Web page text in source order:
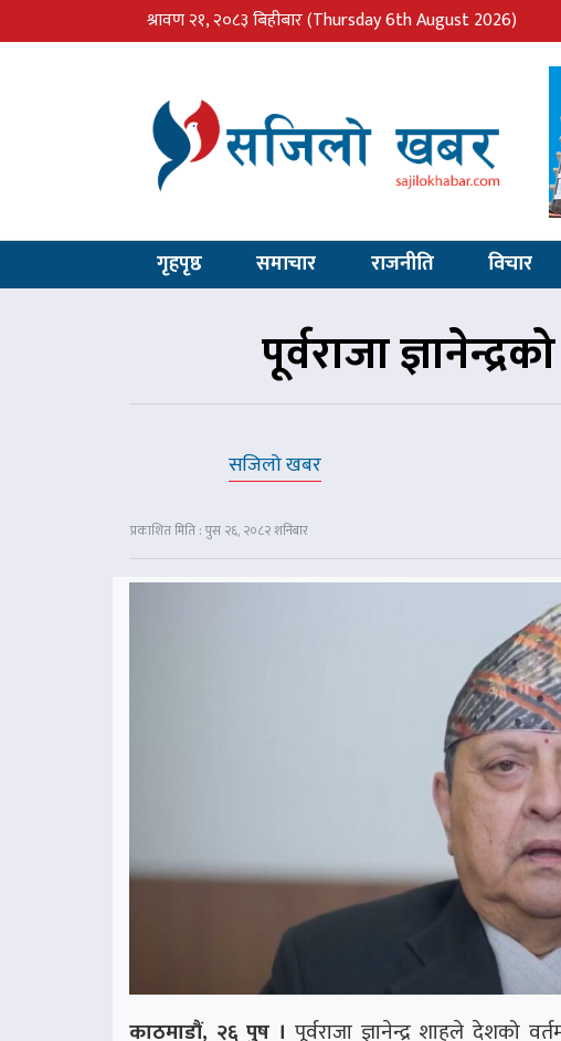
श्रावण २१, २०८३ बिहीबार(Thursday 6th August 2026)
गृहपृष्ठ समाचार राजनीति विचार
पूर्वराजा
सजिलो खबर
प्रकाशित मिति : पुस २६, २०८२ शनिबार
काठमाडौं, २६ पुष । पूर्वराजा ज्ञानेन्द्र शाहले देशको